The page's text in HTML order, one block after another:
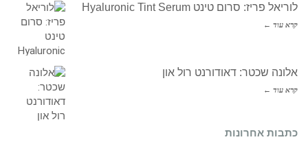
לוריאל פריז: סרום טינט Hyaluronic Tint Serum
קרא עוד ←
אלונה שכטר: דאודורנט רול און
קרא עוד ←
כתבות אחרונות